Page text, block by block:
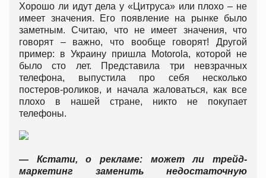
Хорошо ли идут дела у «Цитруса» или плохо – не
имеет значения. Его появление на рынке было
заметным. Считаю, что не имеет значения, что
говорят – важно, что вообще говорят! Другой
пример: в Украину пришла Motorola, которой не
было сто лет. Представила три невзрачных
телефона, выпустила про себя несколько
постеров-роликов, и начала жаловаться, как все
плохо в нашей стране, никто не покупает
телефоны.
— Кстати, о рекламе: может ли трейд-
маркетинг заменить недостаточную